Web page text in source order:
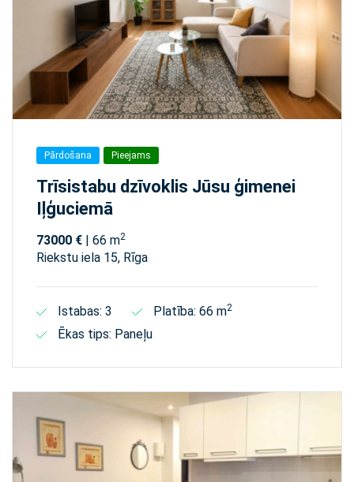
Pārdošana Pieejams
Trīsistabu dzīvoklis Jūsu ģimenei
Iļģuciemā
73000 € | 66 m2
Riekstu iela 15, Rīga
Istabas: 3 Platība: 66 m2
Ēkas tips: Paneļu